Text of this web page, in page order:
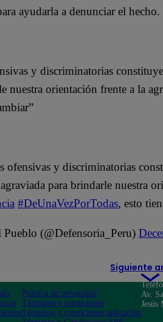
ayudarla a denunciar el hecho.
y discriminatorias
nuestra orientación frente a la
ofensivas y discriminatorias
para brindarle nuestra
#DeUnaVezPorTodas, esto
(@Defensoria_Peru)
Siguiente
Política de privacidad
Términos y condiciones
Términos y condiciones aplicación
Av.
Jesús